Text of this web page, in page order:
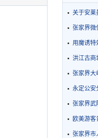
关于安莱
张家界微
用魔诱特
洪江古商
张家界
永定公安
张家界
欧美游客
张家界